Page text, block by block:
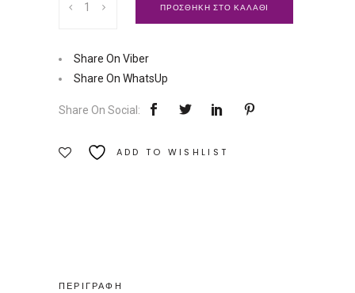
Life,
2004-
2010,
Τόμος
|
ΠΡΟΣΘΗΚΗ ΣΤΟ ΚΑΛΑΘΙ
Share On Viber
Share On WhatsUp
Share On Social:
ADD TO WISHLIST
ΠΕΡΙΓΡΑΦΗ